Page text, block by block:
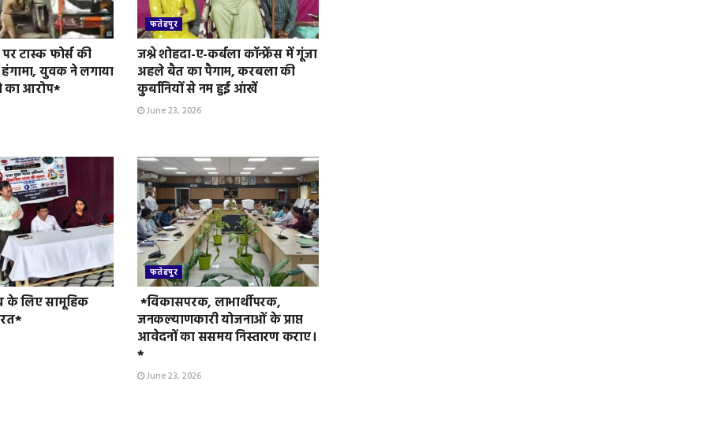
टास्क फोर्स की
युवक ने लगाया
का आरोप*
फतेहपुर
जश्ने शोहदा-ए-कर्बला कॉन्फ्रेंस में गूंजा
अहले बैत का पैगाम, करबला की
कुर्बानियों से नम हुई आंखें
June 23, 2026
के लिए सामूहिक
फतेहपुर
*विकासपरक, लाभार्थीपरक,
जनकल्याणकारी योजनाओं के प्राप्त
आवेदनों का ससमय निस्तारण कराए।
*
June 23, 2026